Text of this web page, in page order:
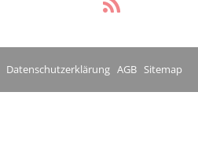
Datenschutzerklärung AGB Sitemap